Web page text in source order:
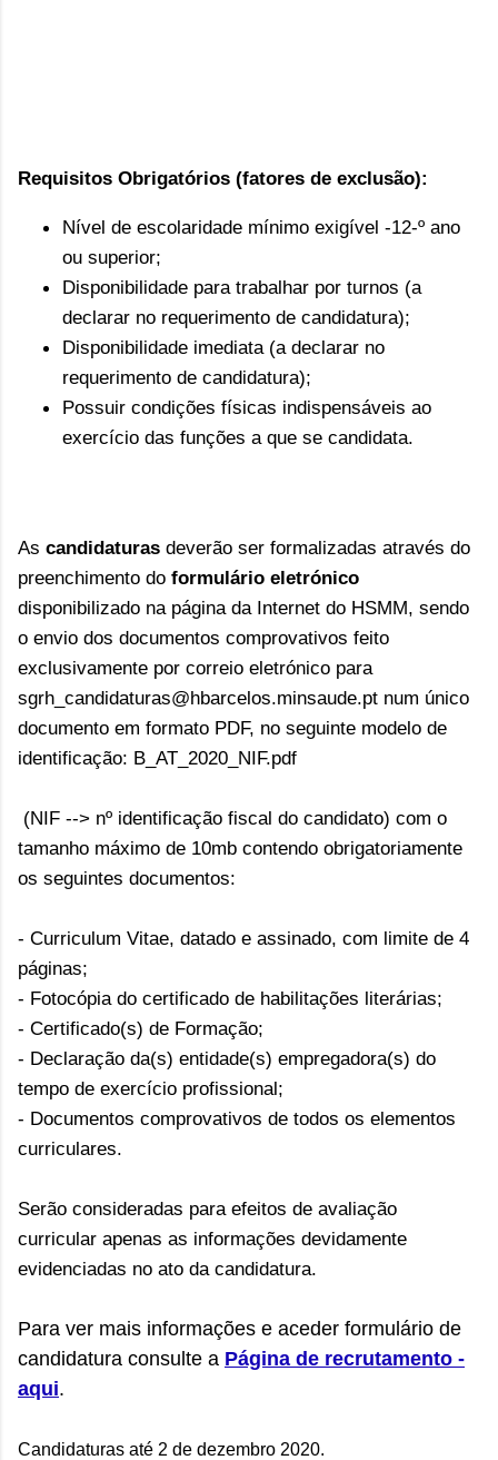
Requisitos Obrigatórios (fatores de exclusão):
Nível de escolaridade mínimo exigível -12-º ano
ou superior;
Disponibilidade para trabalhar por turnos (a
declarar no requerimento de candidatura);
Disponibilidade imediata (a declarar no
requerimento de candidatura);
Possuir condições físicas indispensáveis ao
exercício das funções a que se candidata.
As candidaturas deverão ser formalizadas através do
preenchimento do formulário eletrónico
disponibilizado na página da Internet do HSMM, sendo
o envio dos documentos comprovativos feito
exclusivamente por correio eletrónico para
sgrh_candidaturas@hbarcelos.minsaude.pt num único
documento em formato PDF, no seguinte modelo de
identificação: B_AT_2020_NIF.pdf
(NIF --> nº identificação fiscal do candidato) com o
tamanho máximo de 10mb contendo obrigatoriamente
os seguintes documentos:
- Curriculum Vitae, datado e assinado, com limite de 4
páginas;
- Fotocópia do certificado de habilitações literárias;
- Certificado(s) de Formação;
- Declaração da(s) entidade(s) empregadora(s) do
tempo de exercício profissional;
- Documentos comprovativos de todos os elementos
curriculares.
Serão consideradas para efeitos de avaliação
curricular apenas as informações devidamente
evidenciadas no ato da candidatura.
Para ver mais informações e aceder formulário de
candidatura consulte a Página de recrutamento -
aqui.
Candidaturas até 2 de dezembro 2020.